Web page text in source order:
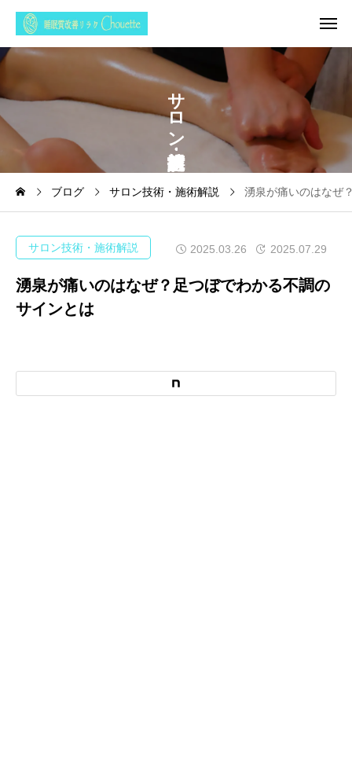
サ
ロ
ン
ブログ サロン技術・施術解説 湧泉が痛いのはなぜ
サロン技術・施術解説 2025.03.26 2025.07.29
湧泉が痛いのはなぜ？足つぼでわかる不調の
サインとは